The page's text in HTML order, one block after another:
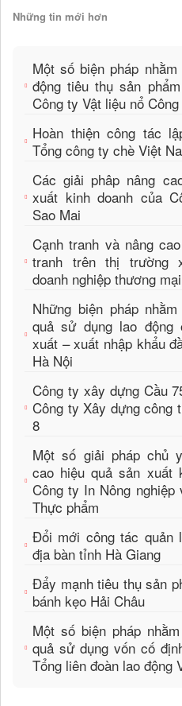
Những tin mới hơn
Một số biện pháp
động tiêu thụ sản
Công ty Vật liệu nổ
Hoàn thiện công tác
Tổng công ty chè Việt
Các giải phâp nâng
xuất kinh doanh của
Sao Mai
Cạnh tranh và nâng
tranh trên thị trường
doanh nghiệp thương mại
Những biện pháp
quả sử dụng lao
xuất – xuất nhập khẩu
Hà Nội
Công ty xây dựng Cầu
Công ty Xây dựng công
8
Một số giải pháp chủ
cao hiệu quả sản xuất
Công ty In Nông nghiệp
Thực phẩm
Đổi mới công tác quản
địa bàn tỉnh Hà Giang
Đẩy mạnh tiêu thụ sản
bánh kẹo Hải Châu
Một số biện pháp
quả sử dụng vốn cố
Tổng liên đoàn lao động